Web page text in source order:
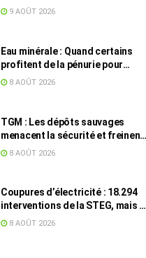
intrigue les internautes
9 AOÛT 2026
Eau minérale : Quand certains
profitent de la pénurie pour
augmenter les prix
8 AOÛT 2026
TGM : Les dépôts sauvages
menacent la sécurité et freinent
les travaux
8 AOÛT 2026
Coupures d’électricité : 18.294
interventions de la STEG, mais la
colère ne retombe pas
8 AOÛT 2026